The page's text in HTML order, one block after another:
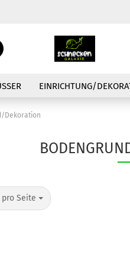
Suche...
EINRICHTUNG/
Dekoration
pro Seite
Seite